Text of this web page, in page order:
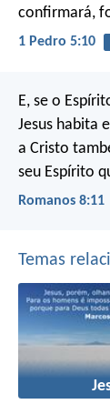
confirmará,
1 Pedro 5:10
E, se o
Jesus habita
a Cristo
seu Espírito
Romanos 8:11
Temas